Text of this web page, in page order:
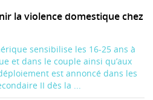
la violence domestique chez
sensibilise les 16-25 ans à
et dans le couple ainsi qu’aux
est annoncé dans les
II dès la ...